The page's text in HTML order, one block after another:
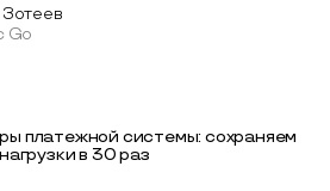
Go
платежной системы: сохраняем
в 30 раз